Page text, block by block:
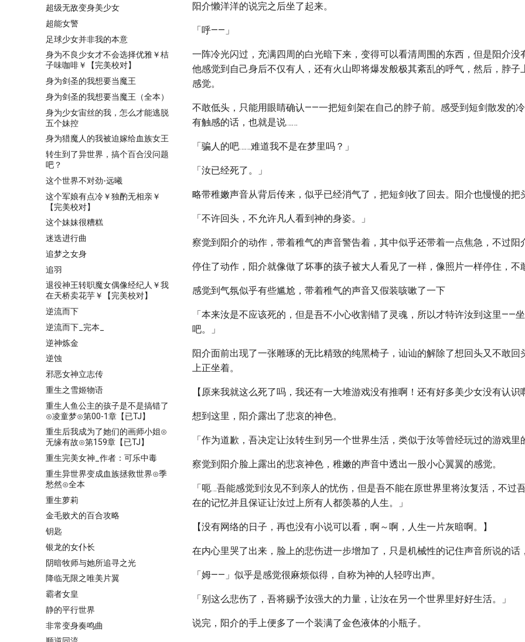
超级无敌变身美少女
超能女警
足球少女并非我的本意
身为不良少女才不会选择优雅￥桔
子味咖啡￥【完美校对】
身为剑圣的我想要当魔王
身为剑圣的我想要当魔王（全本）
身为少女宙丝的我，怎么才能逃脱
五个妹控
身为猎魔人的我被迫嫁给血族女王
转生到了异世界，搞个百合没问题
吧？
这个世界不对劲-远曦
这个军娘有点冷￥独酌无相亲￥
【完美校对】
这个妹妹很糟糕
迷迭进行曲
追梦之女身
追羽
退役神王转职魔女偶像经纪人￥我
在天桥卖花芋￥【完美校对】
逆流而下
逆流而下_完本_
逆神炼金
逆蚀
邪恶女神立志传
重生之雪姬物语
重生人鱼公主的孩子是不是搞错了
⊙凌童梦⊙第00-1章【已TJ】
重生后我成为了她们的画师小姐⊙
无缘有故⊙第159章【已TJ】
重生完美女神_作者：可乐中毒
重生异世界变成血族拯救世界⊙季
愁然⊙全本
重生萝莉
金毛败犬的百合攻略
钥匙
银龙的女仆长
阴暗牧师与她所追寻之光
降临无限之唯美片翼
霸者女皇
静的平行世界
非常变身奏鸣曲
阳介懒洋洋的说完之后坐了起来。
「呼——」
一阵冷光闪过，充满四周的白光暗下来，变得可以看清周围的东西，但是阳介没
他感觉到自己身后不仅有人，还有火山即将爆发般极其紊乱的呼气，然后，脖子
感觉。
不敢低头，只能用眼睛确认——一把短剑架在自己的脖子前。感受到短剑散发的
有触感的话，也就是说……
「骗人的吧……难道我不是在梦里吗？」
「汝已经死了。」
略带稚嫩声音从背后传来，似乎已经消气了，把短剑收了回去。阳介也慢慢的把
「不许回头，不允许凡人看到神的身姿。」
察觉到阳介的动作，带着稚气的声音警告着，其中似乎还带着一点焦急，不过阳
停住了动作，阳介就像做了坏事的孩子被大人看见了一样，像照片一样停住，不
感觉到气氛似乎有些尴尬，带着稚气的声音又假装咳嗽了一下
「本来汝是不应该死的，但是吾不小心收割错了灵魂，所以才特许汝到这里——
吧。」
阳介面前出现了一张雕琢的无比精致的纯黑椅子，讪讪的解除了想回头又不敢回
上正坐着。
【原来我就这么死了吗，我还有一大堆游戏没有推啊！还有好多美少女没有认识
想到这里，阳介露出了悲哀的神色。
「作为道歉，吾决定让汝转生到另一个世界生活，类似于汝等曾经玩过的游戏里
察觉到阳介脸上露出的悲哀神色，稚嫩的声音中透出一股小心翼翼的感觉。
「呃…吾能感觉到汝见不到亲人的忧伤，但是吾不能在原世界里将汝复活，不过
在的记忆并且保证让汝过上所有人都羡慕的人生。」
【没有网络的日子，再也没有小说可以看，啊～啊，人生一片灰暗啊。】
在内心里哭了出来，脸上的悲伤进一步增加了，只是机械性的记住声音所说的话
「姆——」似乎是感觉很麻烦似得，自称为神的人轻哼出声。
「别这么悲伤了，吾将赐予汝强大的力量，让汝在另一个世界里好好生活。」
说完，阳介的手上便多了一个装满了金色液体的小瓶子。